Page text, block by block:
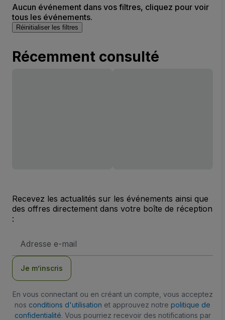
Aucun événement dans vos filtres, cliquez pour voir
tous les événements.
Réinitialiser les filtres
Récemment consulté
Recevez les actualités sur les événements ainsi que
des offres directement dans votre boîte de réception
:
e-
Je m’inscris
En vous connectant ou en créant un compte, vous acceptez
nos conditions d'utilisation et approuvez notre politique de
confidentialité. Vous pourriez recevoir des notifications par